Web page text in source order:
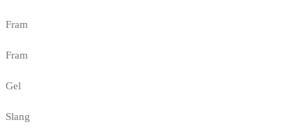
Fram
Fram
Gel
Slang